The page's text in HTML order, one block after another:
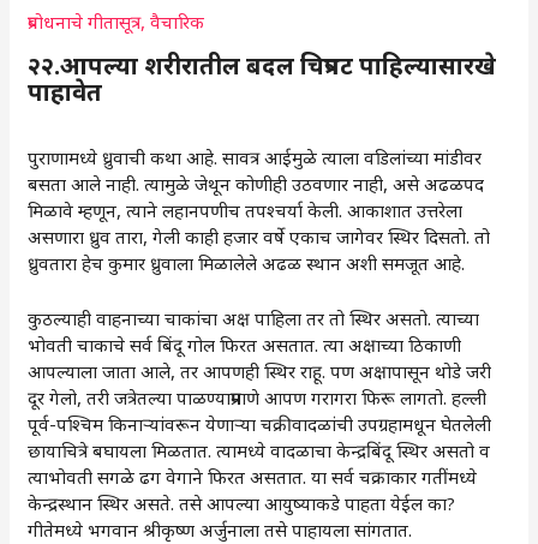
प्रबोधनाचे गीतासूत्र,वैचारिक
२२.आपल्या शरीरातील बदल चित्रपट पाहिल्यासारखे
पाहावेत
पुराणामध्ये ध्रुवाची कथा आहे. सावत्र आईमुळे त्याला वडिलांच्या मांडीवर
बसता आले नाही. त्यामुळे जेथून कोणीही उठवणार नाही, असे अढळपद
मिळावे म्हणून, त्याने लहानपणीच तपश्चर्या केली. आकाशात उत्तरेला
असणारा ध्रुव तारा, गेली काही हजार वर्षे एकाच जागेवर स्थिर दिसतो. तो
ध्रुवतारा हेच कुमार ध्रुवाला मिळालेले अढळ स्थान अशी समजूत आहे.
कुठल्याही वाहनाच्या चाकांचा अक्ष पाहिला तर तो स्थिर असतो. त्याच्या
भोवती चाकाचे सर्व बिंदू गोल फिरत असतात. त्या अक्षाच्या ठिकाणी
आपल्याला जाता आले, तर आपणही स्थिर राहू. पण अक्षापासून थोडे जरी
दूर गेलो, तरी जत्रेतल्या पाळण्याप्रमाणे आपण गरागरा फिरू लागतो. हल्ली
पूर्व-पश्चिम किनाऱ्यांवरून येणाऱ्या चक्रीवादळांची उपग्रहामधून घेतलेली
छायाचित्रे बघायला मिळतात. त्यामध्ये वादळाचा केन्द्रबिंदू स्थिर असतो व
त्याभोवती सगळे ढग वेगाने फिरत असतात. या सर्व चक्राकार गतींमध्ये
केन्द्रस्थान स्थिर असते. तसे आपल्या आयुष्याकडे पाहता येईल का?
गीतेमध्ये भगवान श्रीकृष्ण अर्जुनाला तसे पाहायला सांगतात.